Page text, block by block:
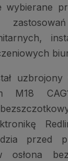
wybierane
M18
przed
osłona